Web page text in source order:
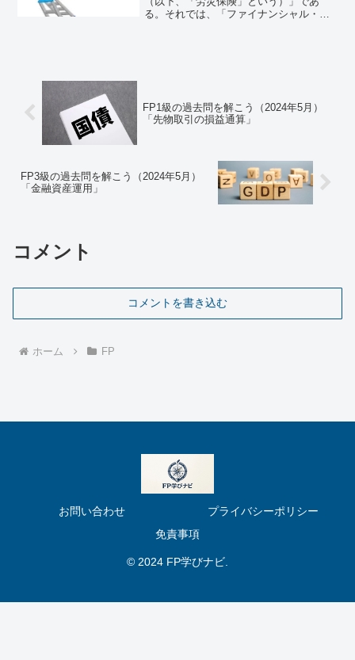
る。それでは、「ファイナンシャル・プ
FP1級の過去問を解こう（2024年5月）
「先物取引の損益通算」
FP3級の過去問を解こう（2024年5月）
「金融資産運用」
コメント
コメントを書き込む
ホーム FP
お問い合わせ
プライバシーポリシー
免責事項
© 2024 FP学びナビ.